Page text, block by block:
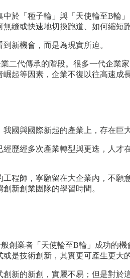
於「種子輪」與「天使輪至B輪
縫或快速地切換跑道、如何縮
新機會，而是為現實所迫。
二代傳承的階段。很多一代企業
起等因素，企業不復以往高速
國與國際新起的產業上，存在巨
歷經多次產業轉型與更迭，人
程師，寧願留在大企業內，不
新創業團隊的學習時間。
創業者「天使輪至B輪」成功的
是技術創新，其實更可產生更大
新的新創，實屬不易；但是對